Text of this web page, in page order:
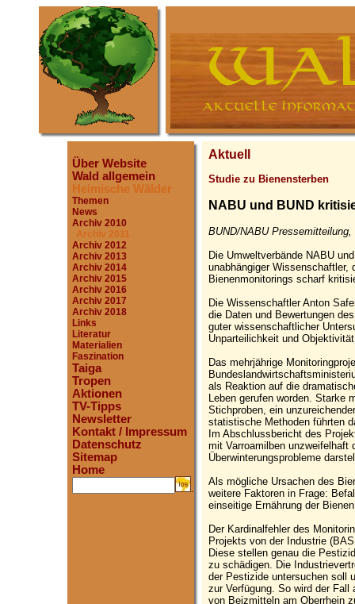
Über Website
Wald allgemein
Heimische Wälder
Themen
News
Archiv 2010
Archiv 2011
Archiv 2012
Archiv 2013
Archiv 2014
Archiv 2015
Archiv 2016
Archiv 2017
Archiv 2018
Links
Literatur
Materialien
Faszination
Taiga
Tropen
Aktionen
TV-Tipps
Newsletter
Kontakt / Impressum
Datenschutz
Sitemap
Home
.
Aktuell
Studie zu Bienensterben
NABU und BUND
BUND/NABU Pressemitteilung,
Die Umweltverbände NABU
unabhängiger Wissenschaftler,
Bienenmonitorings scharf
Die Wissenschaftler Anton
die Daten und Bewertungen
guter wissenschaftlicher
Unparteilichkeit und
Das mehrjährige
als Reaktion auf die
Leben gerufen worden. Starke
Stichproben, ein
statistische Methoden führten
Im Abschlussbericht des
mit Varroamilben unzweifelhaft
Überwinterungsprobleme
Als mögliche Ursachen des
weitere Faktoren in Frage:
einseitige Ernährung der
Der Kardinalfehler des
Projekts von der Industrie
Diese stellen genau die
zu schädigen. Die
der Pestizide untersuchen soll
zur Verfügung. So wird der
von Beizmitteln am Oberrhein